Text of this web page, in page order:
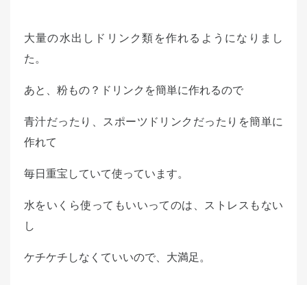
大量の水出しドリンク類を作れるようになりまし
た。
あと、粉もの？ドリンクを簡単に作れるので
青汁だったり、スポーツドリンクだったりを簡単に
作れて
毎日重宝していて使っています。
水をいくら使ってもいいってのは、ストレスもない
し
ケチケチしなくていいので、大満足。